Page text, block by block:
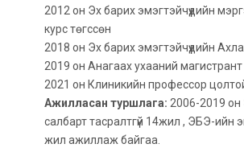
2012 он Эх барих эмэгтэйчүүдийн
курс төгссөн
2018 он Эх барих эмэгтэйчүүдийн
2019 он Анагаах ухааний магистрант
2021 он Клиникийн профессор
Ажилласан туршлага: 2006-2019 он
салбарт тасралтгүй 14жил , ЭБЭ-ийн
жил ажиллаж байгаа.